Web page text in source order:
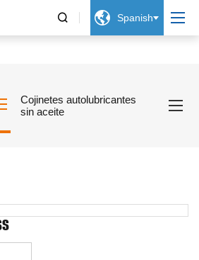
  Spanish
Cojinetes autolubricantes
sin aceite